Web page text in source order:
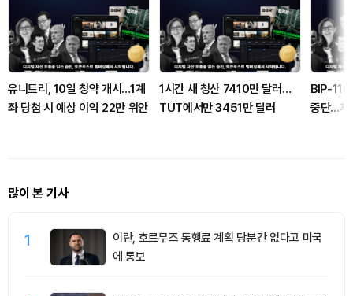
유니트리, 10일 청약 개시…1계
좌 당첨 시 예상 이익 22만 위안
1시간 새 청산 7410만 달러…
TUT에서만 3451만 달러
BIP-110
중단…채
많이 본 기사
1
이란, 호르무즈 통행료 계획 당분간 없다고 미국
에 통보